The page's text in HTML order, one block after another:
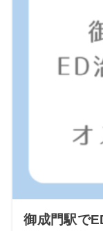
御成門駅で